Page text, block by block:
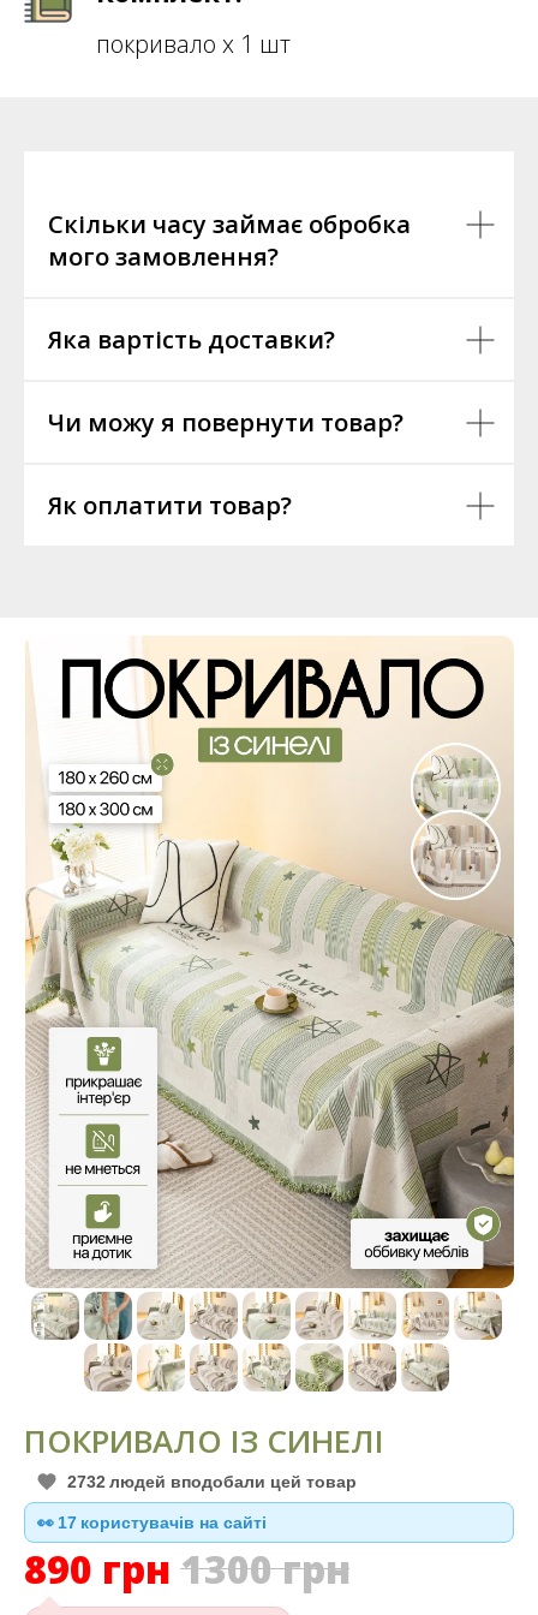
покривало х 1 шт
Скільки часу займає обробка
мого замовлення?
Яка вартість доставки?
Чи можу я повернути товар?
Як оплатити товар?
ПОКРИВАЛО ІЗ СИНЕЛІ
2732 людей вподобали цей товар
👀 17 користувачів на сайті
890 грн 1300грн